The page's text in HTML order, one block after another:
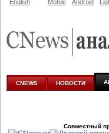
аналитике
English Mobile Android
CNEWS НОВОСТИ
Совместный